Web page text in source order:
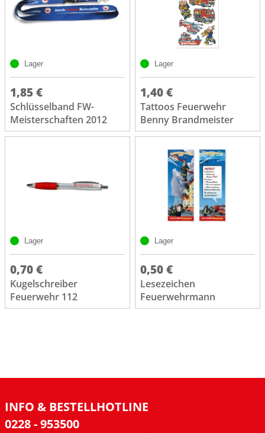
Lager
1,85 €
Schlüsselband FW-
Meisterschaften 2012
Lager
1,40 €
Tattoos Feuerwehr
Benny Brandmeister
Lager
0,70 €
Kugelschreiber
Feuerwehr 112
Lager
0,50 €
Lesezeichen
Feuerwehrmann
INFO & BESTELLHOTLINE
0228 - 953500